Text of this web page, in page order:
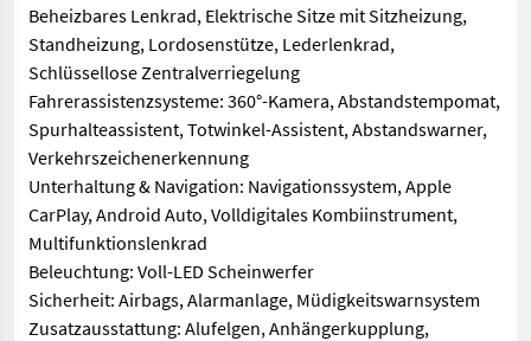
Beheizbares Lenkrad, Elektrische Sitze mit Sitzheizung,
Standheizung, Lordosenstütze, Lederlenkrad,
Schlüssellose Zentralverriegelung
Fahrerassistenzsysteme: 360°-Kamera, Abstandstempomat,
Spurhalteassistent, Totwinkel-Assistent, Abstandswarner,
Verkehrszeichenerkennung
Unterhaltung & Navigation: Navigationssystem, Apple
CarPlay, Android Auto, Volldigitales Kombiinstrument,
Multifunktionslenkrad
Beleuchtung: Voll-LED Scheinwerfer
Sicherheit: Airbags, Alarmanlage, Müdigkeitswarnsystem
Zusatzausstattung: Alufelgen, Anhängerkupplung,